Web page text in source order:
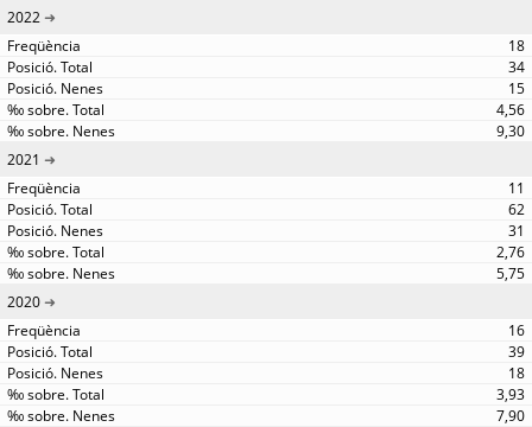
2022
18
34
15
4,56
9,30
2021
11
62
31
2,76
5,75
2020
16
39
18
3,93
7,90